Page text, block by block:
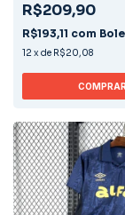
R$209,90
R$193,11 com
12 xde R$20,08
COMPRAR